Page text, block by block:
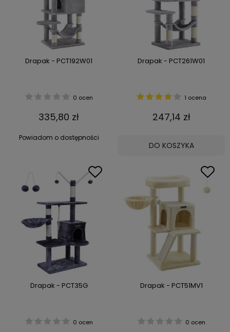
Drapak - PCT192W01
0 ocen
335,80 zł
Powiadom o dostępności
Drapak - PCT261W01
1 ocena
247,14 zł
DO KOSZYKA
Drapak - PCT35G
0 ocen
Drapak - PCT51MV1
0 ocen